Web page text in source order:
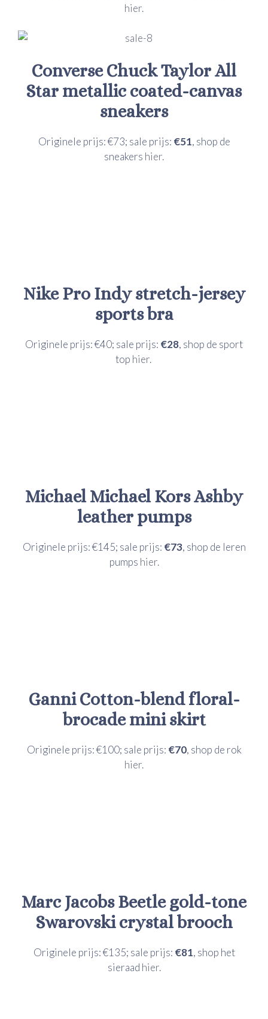
hier.
ConverseChuck Taylor All
Star metallic coated-canvas
sneakers
Originele prijs: €73; sale prijs: €51, shop de
sneakers hier.
NikePro Indy stretch-jersey
sports bra
Originele prijs: €40; sale prijs: €28, shop de sport
top hier.
Michael Michael KorsAshby
leather pumps
Originele prijs: €145; sale prijs: €73, shop de leren
pumps hier.
GanniCotton-blend floral-
brocade mini skirt
Originele prijs: €100; sale prijs: €70, shop de rok
hier.
Marc JacobsBeetle gold-tone
Swarovski crystal brooch
Originele prijs: €135; sale prijs: €81, shop het
sieraad hier.